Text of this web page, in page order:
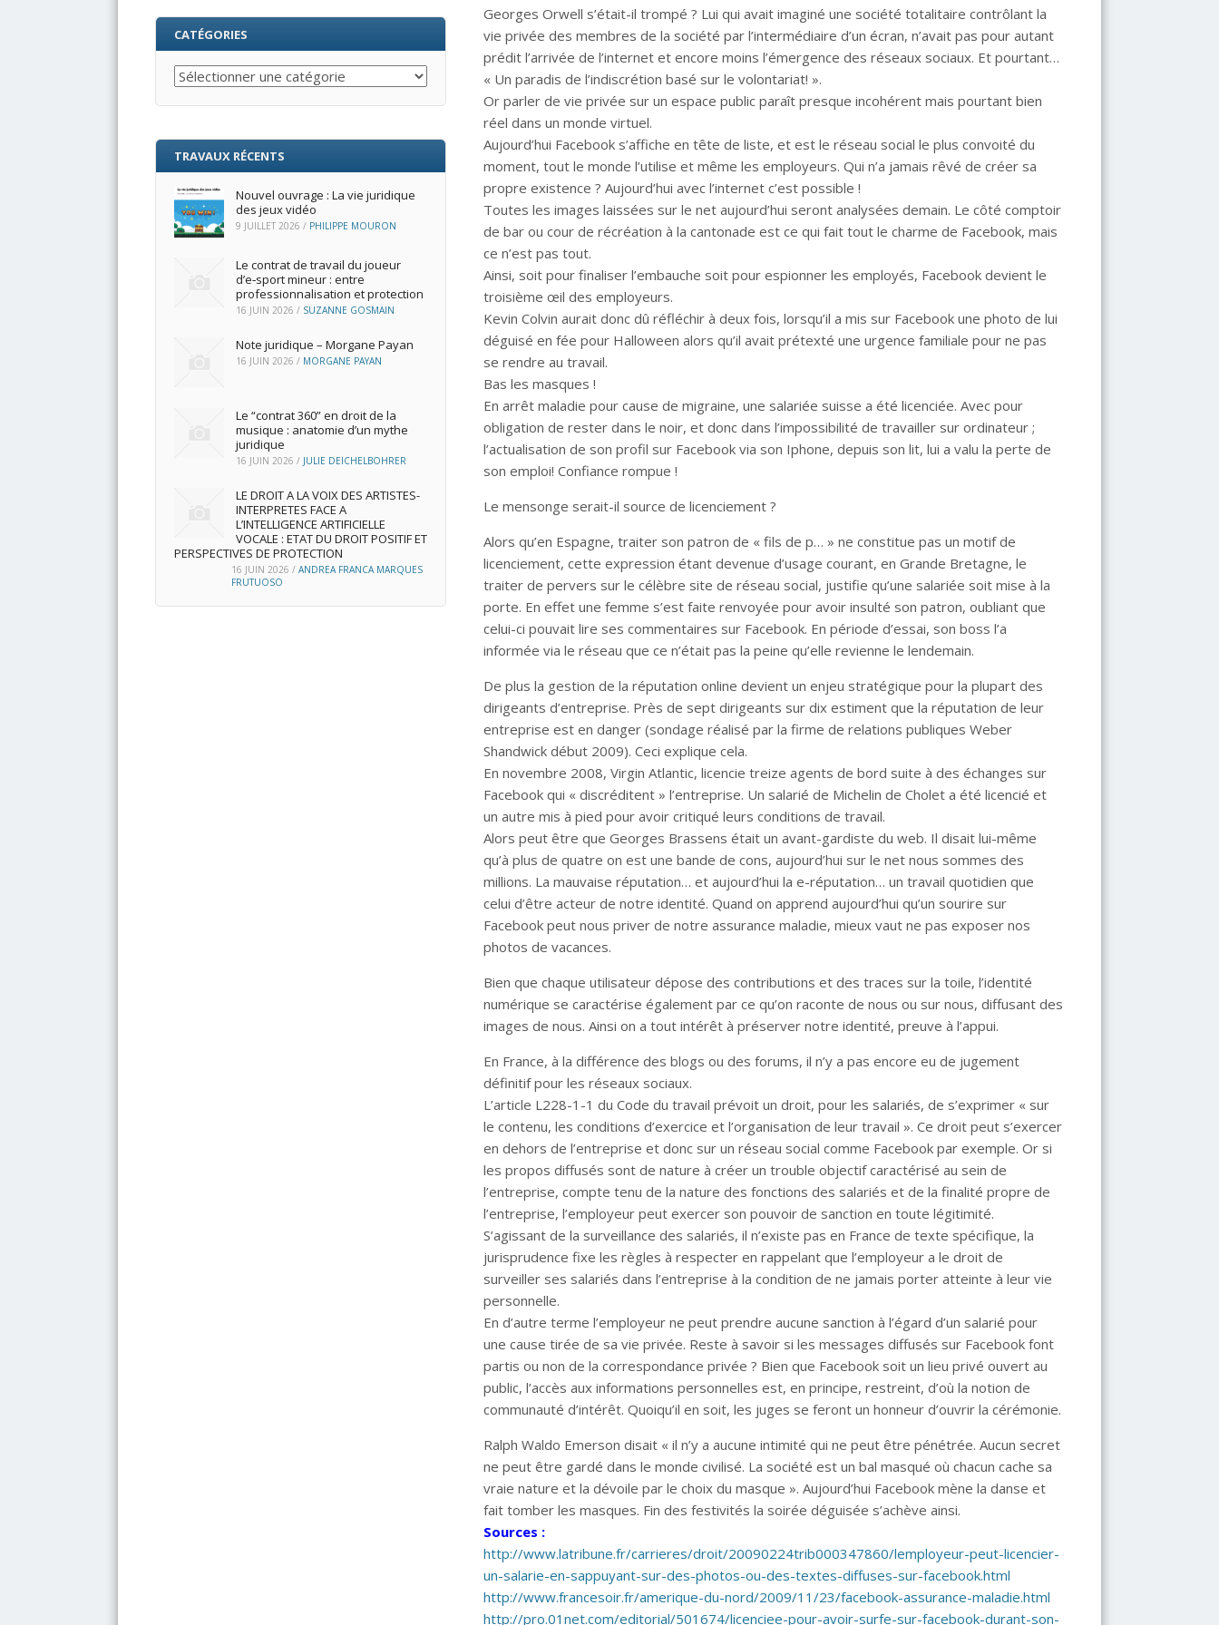
Georges Orwell s’était-il trompé ? Lui qui avait imaginé une société totalitaire contrôlant la
vie privée des membres de la société par l’intermédiaire d’un écran, n’avait pas pour autant
prédit l’arrivée de l’internet et encore moins l’émergence des réseaux sociaux. Et pourtant…
« Un paradis de l’indiscrétion basé sur le volontariat! ».
Or parler de vie privée sur un espace public paraît presque incohérent mais pourtant bien
réel dans un monde virtuel.
Aujourd’hui Facebook s’affiche en tête de liste, et est le réseau social le plus convoité du
moment, tout le monde l’utilise et même les employeurs. Qui n’a jamais rêvé de créer sa
propre existence ? Aujourd’hui avec l’internet c’est possible !
Toutes les images laissées sur le net aujourd’hui seront analysées demain. Le côté comptoir
de bar ou cour de récréation à la cantonade est ce qui fait tout le charme de Facebook, mais
ce n’est pas tout.
Ainsi, soit pour finaliser l’embauche soit pour espionner les employés, Facebook devient le
troisième œil des employeurs.
Kevin Colvin aurait donc dû réfléchir à deux fois, lorsqu’il a mis sur Facebook une photo de lui
déguisé en fée pour Halloween alors qu’il avait prétexté une urgence familiale pour ne pas
se rendre au travail.
Bas les masques !
En arrêt maladie pour cause de migraine, une salariée suisse a été licenciée. Avec pour
obligation de rester dans le noir, et donc dans l’impossibilité de travailler sur ordinateur ;
l’actualisation de son profil sur Facebook via son Iphone, depuis son lit, lui a valu la perte de
son emploi! Confiance rompue !
Le mensonge serait-il source de licenciement ?
Alors qu’en Espagne, traiter son patron de « fils de p… » ne constitue pas un motif de
licenciement, cette expression étant devenue d’usage courant, en Grande Bretagne, le
traiter de pervers sur le célèbre site de réseau social, justifie qu’une salariée soit mise à la
porte. En effet une femme s’est faite renvoyée pour avoir insulté son patron, oubliant que
celui-ci pouvait lire ses commentaires sur Facebook. En période d’essai, son boss l’a
informée via le réseau que ce n’était pas la peine qu’elle revienne le lendemain.
De plus la gestion de la réputation online devient un enjeu stratégique pour la plupart des
dirigeants d’entreprise. Près de sept dirigeants sur dix estiment que la réputation de leur
entreprise est en danger (sondage réalisé par la firme de relations publiques Weber
Shandwick début 2009). Ceci explique cela.
En novembre 2008, Virgin Atlantic, licencie treize agents de bord suite à des échanges sur
Facebook qui « discréditent » l’entreprise. Un salarié de Michelin de Cholet a été licencié et
un autre mis à pied pour avoir critiqué leurs conditions de travail.
Alors peut être que Georges Brassens était un avant-gardiste du web. Il disait lui-même
qu’à plus de quatre on est une bande de cons, aujourd’hui sur le net nous sommes des
millions. La mauvaise réputation… et aujourd’hui la e-réputation… un travail quotidien que
celui d’être acteur de notre identité. Quand on apprend aujourd’hui qu’un sourire sur
Facebook peut nous priver de notre assurance maladie, mieux vaut ne pas exposer nos
photos de vacances.
Bien que chaque utilisateur dépose des contributions et des traces sur la toile, l’identité
numérique se caractérise également par ce qu’on raconte de nous ou sur nous, diffusant des
images de nous. Ainsi on a tout intérêt à préserver notre identité, preuve à l’appui.
En France, à la différence des blogs ou des forums, il n’y a pas encore eu de jugement
définitif pour les réseaux sociaux.
L’article L228-1-1 du Code du travail prévoit un droit, pour les salariés, de s’exprimer « sur
le contenu, les conditions d’exercice et l’organisation de leur travail ». Ce droit peut s’exercer
en dehors de l’entreprise et donc sur un réseau social comme Facebook par exemple. Or si
les propos diffusés sont de nature à créer un trouble objectif caractérisé au sein de
l’entreprise, compte tenu de la nature des fonctions des salariés et de la finalité propre de
l’entreprise, l’employeur peut exercer son pouvoir de sanction en toute légitimité.
S’agissant de la surveillance des salariés, il n’existe pas en France de texte spécifique, la
jurisprudence fixe les règles à respecter en rappelant que l’employeur a le droit de
surveiller ses salariés dans l’entreprise à la condition de ne jamais porter atteinte à leur vie
personnelle.
En d’autre terme l’employeur ne peut prendre aucune sanction à l’égard d’un salarié pour
une cause tirée de sa vie privée. Reste à savoir si les messages diffusés sur Facebook font
partis ou non de la correspondance privée ? Bien que Facebook soit un lieu privé ouvert au
public, l’accès aux informations personnelles est, en principe, restreint, d’où la notion de
communauté d’intérêt. Quoiqu’il en soit, les juges se feront un honneur d’ouvrir la cérémonie.
Ralph Waldo Emerson disait « il n’y a aucune intimité qui ne peut être pénétrée. Aucun secret
ne peut être gardé dans le monde civilisé. La société est un bal masqué où chacun cache sa
vraie nature et la dévoile par le choix du masque ». Aujourd’hui Facebook mène la danse et
fait tomber les masques. Fin des festivités la soirée déguisée s’achève ainsi.
Sources :
http://www.latribune.fr/carrieres/droit/20090224trib000347860/lemployeur-peut-licencier-
un-salarie-en-sappuyant-sur-des-photos-ou-des-textes-diffuses-sur-facebook.html
http://www.francesoir.fr/amerique-du-nord/2009/11/23/facebook-assurance-maladie.html
http://pro.01net.com/editorial/501674/licenciee-pour-avoir-surfe-sur-facebook-durant-son-
CATÉGORIES
Catégories
TRAVAUX RÉCENTS
Nouvel ouvrage : La vie juridique
des jeux vidéo
9 JUILLET 2026 / PHILIPPE MOURON
Le contrat de travail du joueur
d’e‑sport mineur : entre
professionnalisation et protection
16 JUIN 2026 / SUZANNE GOSMAIN
Note juridique – Morgane Payan
16 JUIN 2026 / MORGANE PAYAN
Le “contrat 360” en droit de la
musique : anatomie d’un mythe
juridique
16 JUIN 2026 / JULIE DEICHELBOHRER
LE DROIT A LA VOIX DES ARTISTES-
INTERPRETES FACE A
L’INTELLIGENCE ARTIFICIELLE
VOCALE : ETAT DU DROIT POSITIF ET
PERSPECTIVES DE PROTECTION
16 JUIN 2026 / ANDREA FRANCA MARQUES
FRUTUOSO